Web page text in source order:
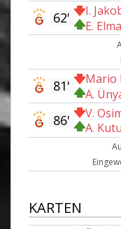
I.
E.
62'
Mario
A.
81'
V.
A.
86'
KARTEN